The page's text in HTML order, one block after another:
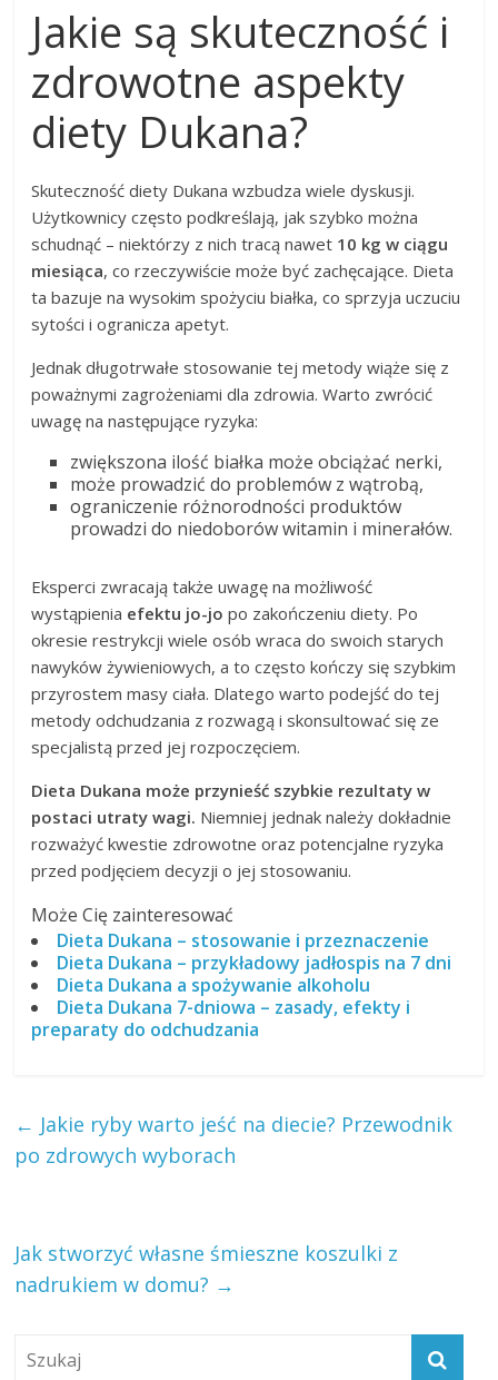
Jakie są skuteczność i
zdrowotne aspekty
diety Dukana?
Skuteczność diety Dukana wzbudza wiele dyskusji.
Użytkownicy często podkreślają, jak szybko można
schudnąć – niektórzy z nich tracą nawet 10 kg w ciągu
miesiąca, co rzeczywiście może być zachęcające. Dieta
ta bazuje na wysokim spożyciu białka, co sprzyja uczuciu
sytości i ogranicza apetyt.
Jednak długotrwałe stosowanie tej metody wiąże się z
poważnymi zagrożeniami dla zdrowia. Warto zwrócić
uwagę na następujące ryzyka:
zwiększona ilość białka może obciążać nerki,
może prowadzić do problemów z wątrobą,
ograniczenie różnorodności produktów
prowadzi do niedoborów witamin i minerałów.
Eksperci zwracają także uwagę na możliwość
wystąpienia efektu jo-jo po zakończeniu diety. Po
okresie restrykcji wiele osób wraca do swoich starych
nawyków żywieniowych, a to często kończy się szybkim
przyrostem masy ciała. Dlatego warto podejść do tej
metody odchudzania z rozwagą i skonsultować się ze
specjalistą przed jej rozpoczęciem.
Dieta Dukana może przynieść szybkie rezultaty w
postaci utraty wagi. Niemniej jednak należy dokładnie
rozważyć kwestie zdrowotne oraz potencjalne ryzyka
przed podjęciem decyzji o jej stosowaniu.
Może Cię zainteresować
Dieta Dukana – stosowanie i przeznaczenie
Dieta Dukana – przykładowy jadłospis na 7 dni
Dieta Dukana a spożywanie alkoholu
Dieta Dukana 7-dniowa – zasady, efekty i
preparaty do odchudzania
← Jakie ryby warto jeść na diecie? Przewodnik
po zdrowych wyborach
Jak stworzyć własne śmieszne koszulki z
nadrukiem w domu? →